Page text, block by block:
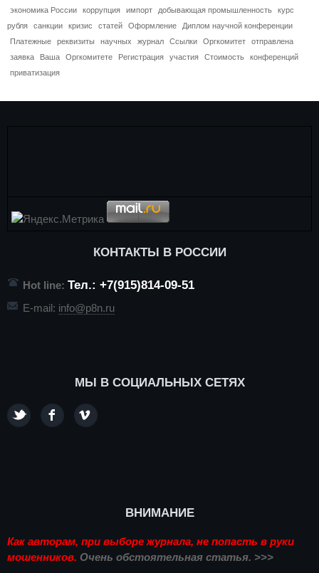
экономика России
коррупция импорт добывающая промышленность
курс
рубля
санкции кризис статей Оформление
Диплом научной конференции
Платежные
реквизиты научных журнал Ссылки Оргкомитет
отправлена
заявка
Ваша Оргкомитете Регистрация участия Стоимость
конференций
приватизация
КОНТАКТЫ В РОССИИ
Hot line: Тел.: +7(915)814-09-51
E-mail: info@p8n.ru
МЫ В СОЦИАЛЬНЫХ СЕТЯХ
ВНИМАНИЕ
Как авторам, при выборе журнала, не попасть в руки
мошенников. Очень обстоятельная статья. >>>